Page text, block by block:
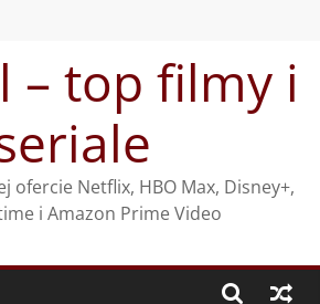
– top filmy i
ofercie Netflix, HBO Max, Disney+,
i Amazon Prime Video